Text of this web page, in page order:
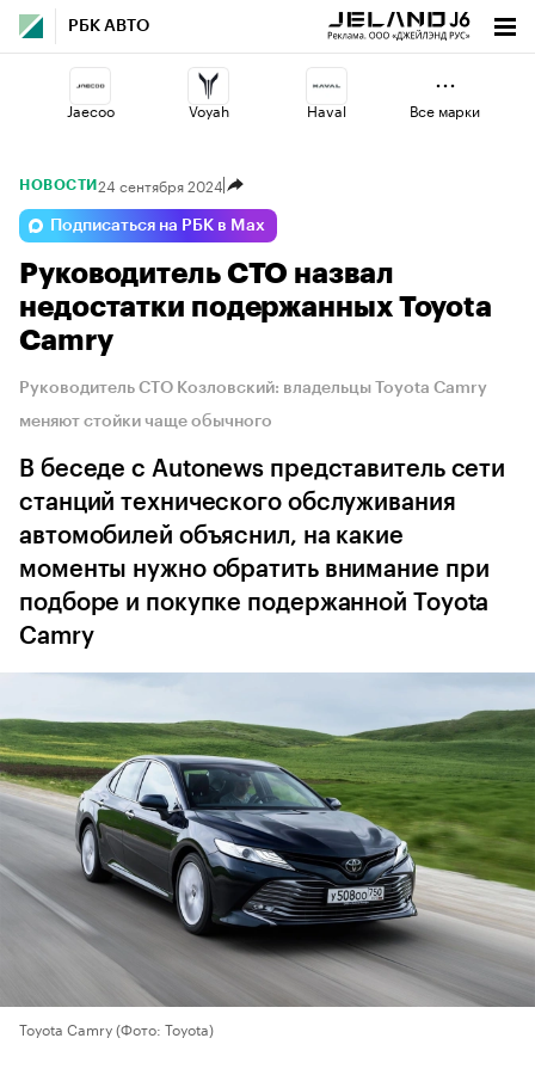
РБК АВТО
Jaecoo Voyah Haval
Changan Esteo
Geely Omoda Lada
Все марки
НОВОСТИ 24 сентября 2024
Подписаться на РБК в Max
Руководитель СТО назвал
недостатки подержанных Toyota
Camry
Руководитель СТО Козловский: владельцы Toyota Camry
меняют стойки чаще обычного
В беседе с Autonews представитель сети
станций технического обслуживания
автомобилей объяснил, на какие
моменты нужно обратить внимание при
подборе и покупке подержанной Toyota
Camry
Toyota Camry(Фото: Toyota)